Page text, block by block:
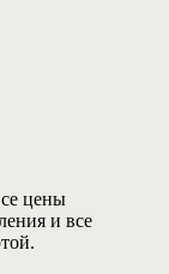
цены
и все